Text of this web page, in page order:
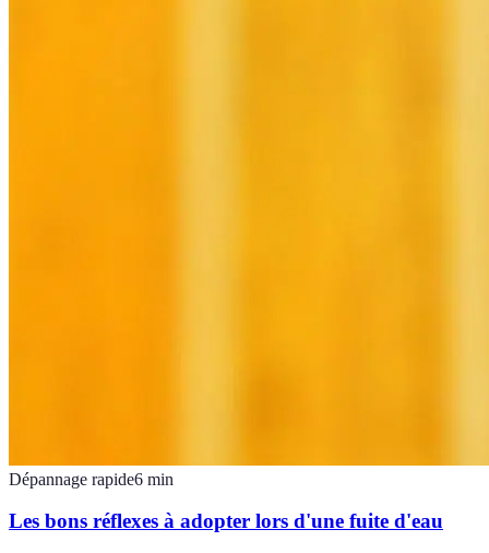
Dépannage rapide6 min
Les bons réflexes à adopter lors d'une fuite d'eau